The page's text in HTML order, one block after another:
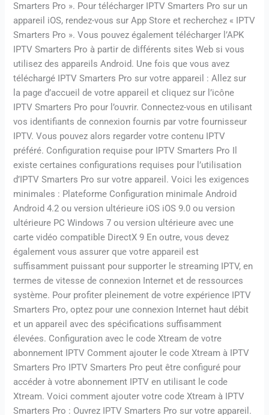
Smarters Pro ». Pour télécharger IPTV Smarters Pro sur un
appareil iOS, rendez-vous sur App Store et recherchez « IPTV
Smarters Pro ». Vous pouvez également télécharger l’APK
IPTV Smarters Pro à partir de différents sites Web si vous
utilisez des appareils Android. Une fois que vous avez
téléchargé IPTV Smarters Pro sur votre appareil : Allez sur
la page d’accueil de votre appareil et cliquez sur l’icône
IPTV Smarters Pro pour l’ouvrir. Connectez-vous en utilisant
vos identifiants de connexion fournis par votre fournisseur
IPTV. Vous pouvez alors regarder votre contenu IPTV
préféré. Configuration requise pour IPTV Smarters Pro Il
existe certaines configurations requises pour l’utilisation
d’IPTV Smarters Pro sur votre appareil. Voici les exigences
minimales : Plateforme Configuration minimale Android
Android 4.2 ou version ultérieure iOS iOS 9.0 ou version
ultérieure PC Windows 7 ou version ultérieure avec une
carte vidéo compatible DirectX 9 En outre, vous devez
également vous assurer que votre appareil est
suffisamment puissant pour supporter le streaming IPTV, en
termes de vitesse de connexion Internet et de ressources
système. Pour profiter pleinement de votre expérience IPTV
Smarters Pro, optez pour une connexion Internet haut débit
et un appareil avec des spécifications suffisamment
élevées. Configuration avec le code Xtream de votre
abonnement IPTV Comment ajouter le code Xtream à IPTV
Smarters Pro IPTV Smarters Pro peut être configuré pour
accéder à votre abonnement IPTV en utilisant le code
Xtream. Voici comment ajouter votre code Xtream à IPTV
Smarters Pro : Ouvrez IPTV Smarters Pro sur votre appareil.